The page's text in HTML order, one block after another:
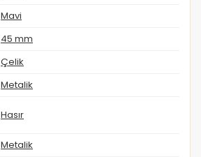
Mavi
45 mm
Çelik
Metalik
Hasır
Metalik